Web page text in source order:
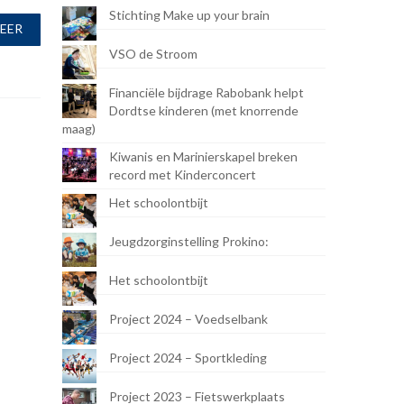
Stichting Make up your brain
VSO de Stroom
Financiële bijdrage Rabobank helpt
Dordtse kinderen (met knorrende
maag)
Kiwanis en Marinierskapel breken
record met Kinderconcert
Het schoolontbijt
Jeugdzorginstelling Prokino:
Het schoolontbijt
Project 2024 – Voedselbank
Project 2024 – Sportkleding
Project 2023 – Fietswerkplaats